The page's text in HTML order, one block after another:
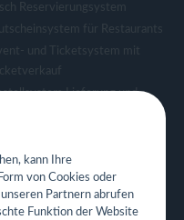
Reservierungsystem
für Restaurants
und Ticketsystem mit
Lieferung und
App für Restaurant
kann Ihre
von Cookies oder
Partnern abrufen
Funktion der Website